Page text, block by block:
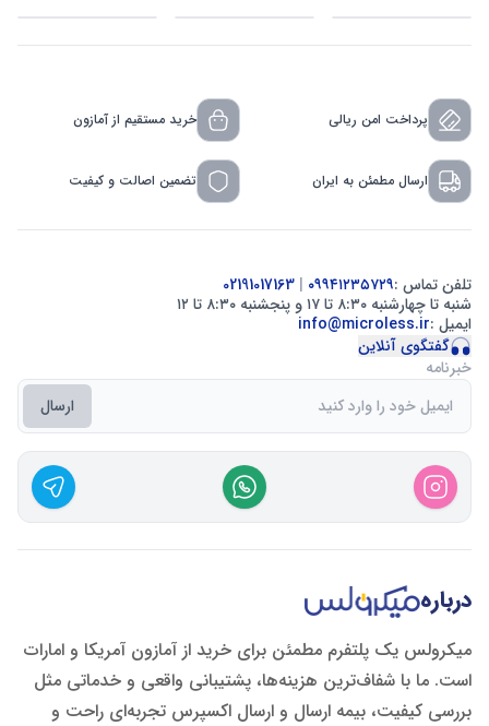
پرداخت امن ریالی خرید مستقیم از آمازون
ارسال مطمئن به ایران تضمین اصالت و کیفیت
تلفن تماس :۰۹۹۴۱۲۳۵۷۲۹ |
شنبه تا چهارشنبه ۸:۳۰ تا ۱۷ و پنجشنبه ۸:۳۰ تا ۱۲
ایمیل :info@microless.ir
گفتگوی آنلاین
خبرنامه
ارسال
درباره
میکرولس یک پلتفرم مطمئن برای خرید از آمازون آمریکا و امارات
است. ما با شفاف‌ترین هزینه‌ها، پشتیبانی واقعی و خدماتی مثل
بررسی کیفیت، بیمه ارسال و ارسال اکسپرس تجربه‌ای راحت و